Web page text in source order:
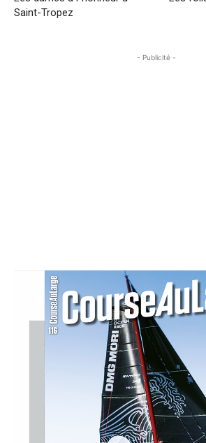
Saint-Tropez
- Publicité -